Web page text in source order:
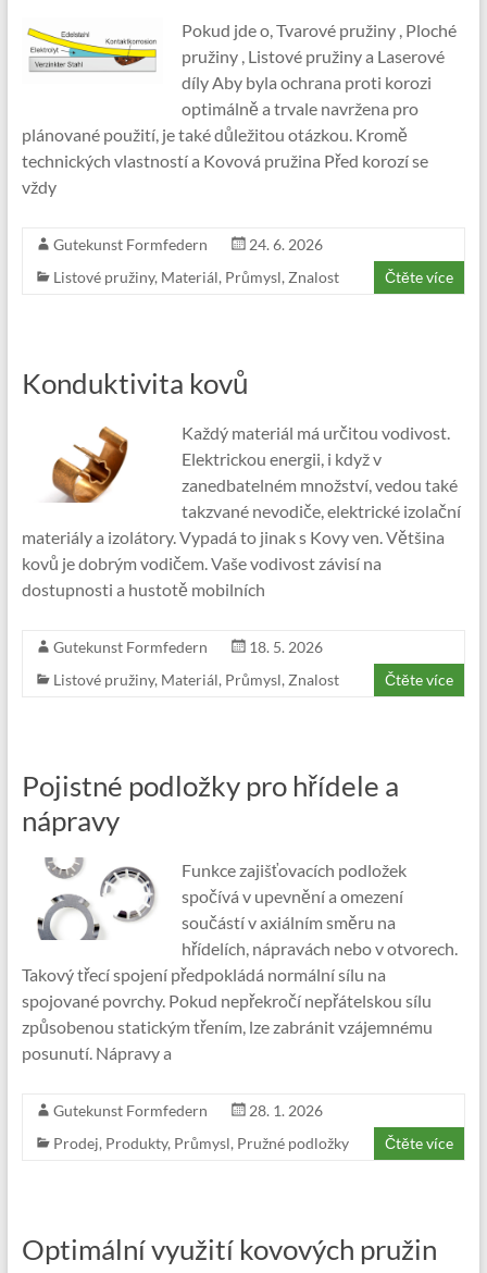
Pokud jde o, Tvarové pružiny , Ploché
pružiny , Listové pružiny a Laserové
díly Aby byla ochrana proti korozi
optimálně a trvale navržena pro
plánované použití, je také důležitou otázkou. Kromě
technických vlastností a Kovová pružina Před korozí se
vždy
Gutekunst Formfedern
24. 6. 2026
Listové pružiny, Materiál, Průmysl, Znalost Čtěte více
Konduktivita kovů
Každý materiál má určitou vodivost.
Elektrickou energii, i když v
zanedbatelném množství, vedou také
takzvané nevodiče, elektrické izolační
materiály a izolátory. Vypadá to jinak s Kovy ven. Většina
kovů je dobrým vodičem. Vaše vodivost závisí na
dostupnosti a hustotě mobilních
Gutekunst Formfedern
18. 5. 2026
Listové pružiny, Materiál, Průmysl, Znalost Čtěte více
Pojistné podložky pro hřídele a
nápravy
Funkce zajišťovacích podložek
spočívá v upevnění a omezení
součástí v axiálním směru na
hřídelích, nápravách nebo v otvorech.
Takový třecí spojení předpokládá normální sílu na
spojované povrchy. Pokud nepřekročí nepřátelskou sílu
způsobenou statickým třením, lze zabránit vzájemnému
posunutí. Nápravy a
Gutekunst Formfedern
28. 1. 2026
Prodej, Produkty, Průmysl, Pružné podložky Čtěte více
Optimální využití kovových pružin